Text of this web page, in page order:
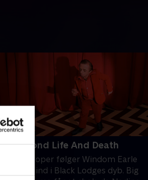
22. Beyond Life And Death
Agent Cooper følger Windom Earle
og Annie ind i Black Lodges dyb. Big